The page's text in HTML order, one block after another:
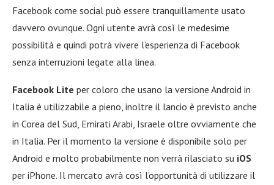
Facebook come social può essere tranquillamente usato
davvero ovunque. Ogni utente avrà così le medesime
possibilità e quindi potrà vivere l’esperienza di Facebook
senza interruzioni legate alla linea.
Facebook Lite per coloro che usano la versione Android in
Italia è utilizzabile a pieno, inoltre il lancio è previsto anche
in Corea del Sud, Emirati Arabi, Israele oltre ovviamente che
in Italia. Per il momento la versione è disponibile solo per
Android e molto probabilmente non verrà rilasciato su iOS
per iPhone. Il mercato avrà così l’opportunità di utilizzare il